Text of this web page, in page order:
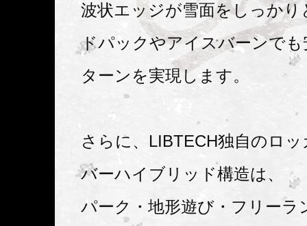
波状エッジが雪面をしっかり
ドパックやアイスバーンで
ターンを実現します。
さらに、LIBTECH独自のロ
バーハイブリッド構造は、
パーク・地形遊び・フリーラ